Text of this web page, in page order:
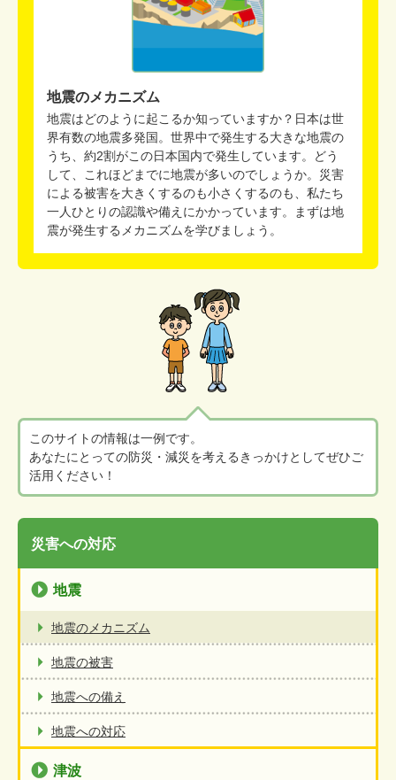
地震のメカニズム
地震はどのように起こるか知っていますか？日本は世
界有数の地震多発国。世界中で発生する大きな地震の
うち、約2割がこの日本国内で発生しています。どう
して、これほどまでに地震が多いのでしょうか。災害
による被害を大きくするのも小さくするのも、私たち
一人ひとりの認識や備えにかかっています。まずは地
震が発生するメカニズムを学びましょう。
このサイトの情報は一例です。
あなたにとっての防災・減災を考えるきっかけとしてぜひご
活用ください！
災害への対応
地震
地震のメカニズム
地震の被害
地震への備え
地震への対応
津波